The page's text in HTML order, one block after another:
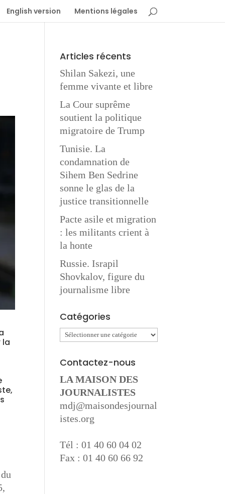
English version Mentions légales
la
Articles récents
Shilan Sakezi, une
femme vivante et libre
La Cour suprême
soutient la politique
migratoire de Trump
Tunisie. La
condamnation de
Sihem Ben Sedrine
sonne le glas de la
justice transitionnelle
Pacte asile et migration
: les militants crient à
la honte
Russie. Israpil
Shovkalov, figure du
journalisme libre
Catégories
Catégories
Contactez-nous
LA MAISON DES
JOURNALISTES
mdj@maisondesjournal
istes.org
Tél : 01 40 60 04 02
Fax : 01 40 60 66 92